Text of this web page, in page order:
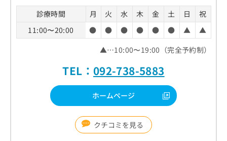
診療時間 月 火 水 木 金 土 日
祝
11:00〜20:00
● ● ● ● ● ● ▲
▲
▲…10:00〜19:00（完全予約制）
TEL： 092-738-5883
ホームページ
クチコミを見る